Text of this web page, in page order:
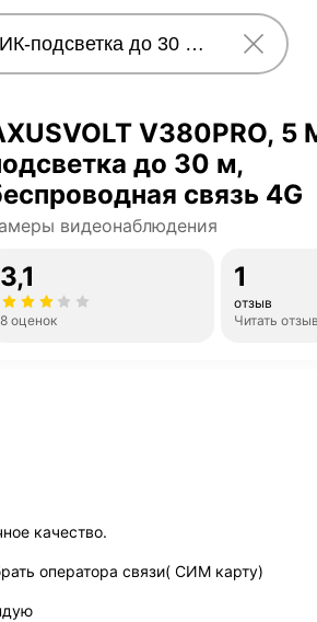
V380PRO, 5
до 30 м,
связь 4G
видеонаблюдения
3,1
8 оценок
1
отзыв
Читать
качество.
оператора связи( СИМ карту)